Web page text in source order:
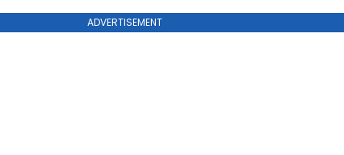
ADVERTISEMENT